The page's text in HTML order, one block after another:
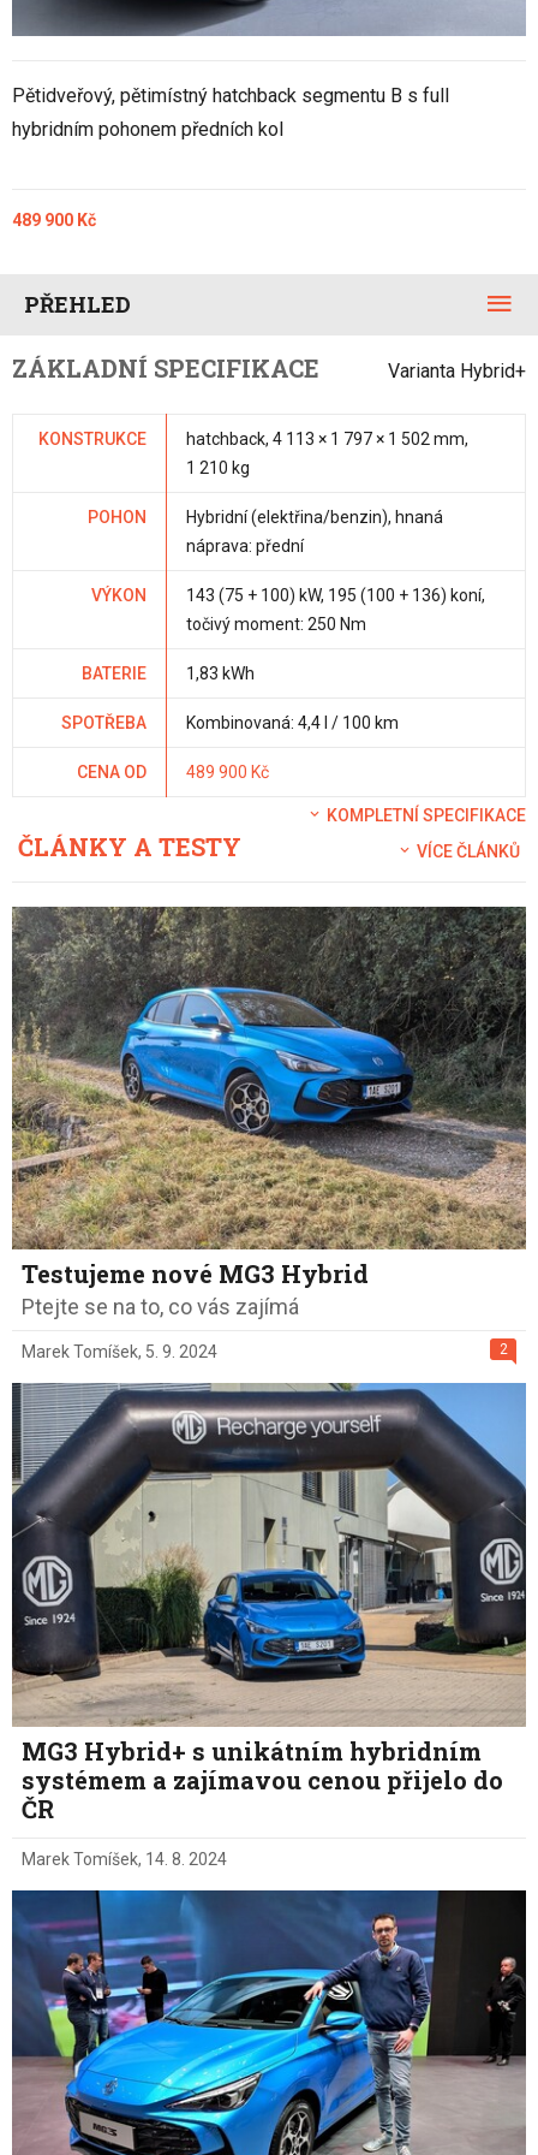
Pětidveřový, pětimístný hatchback segmentu B s full
hybridním pohonem předních kol
489 900 Kč
PŘEHLED
ZÁKLADNÍ SPECIFIKACE Varianta Hybrid+
KONSTRUKCE
hatchback, 4 113 × 1 797 × 1 502 mm,
1 210 kg
POHON
Hybridní (elektřina/benzin), hnaná
náprava: přední
VÝKON
143 (75 + 100) kW, 195 (100 + 136) koní,
točivý moment: 250 Nm
BATERIE 1,83 kWh
SPOTŘEBA Kombinovaná: 4,4 l / 100 km
CENA OD 489 900 Kč
KOMPLETNÍ SPECIFIKACE
ČLÁNKY A TESTY VÍCE ČLÁNKŮ
Testujeme nové MG3 Hybrid
Ptejte se na to, co vás zajímá
2
Marek Tomíšek, 5. 9. 2024
MG3 Hybrid+ s unikátním hybridním
systémem a zajímavou cenou přijelo do
ČR
Marek Tomíšek, 14. 8. 2024